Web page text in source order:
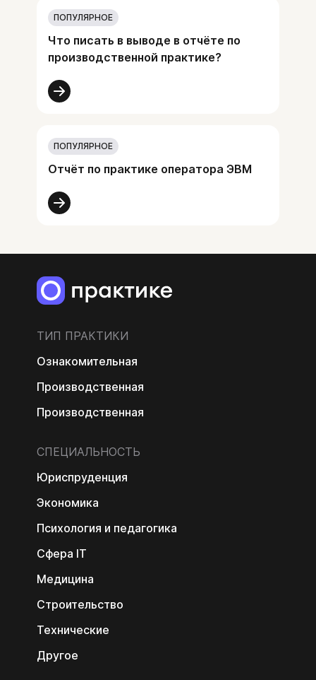
ПОПУЛЯРНОЕ
Что писать в выводе в отчёте по
производственной практике?
ПОПУЛЯРНОЕ
Отчёт по практике оператора ЭВМ
ТИП ПРАКТИКИ
Ознакомительная
Производственная
Производственная
СПЕЦИАЛЬНОСТЬ
Юриспруденция
Экономика
Психология и педагогика
Сфера IT
Медицина
Строительство
Технические
Другое